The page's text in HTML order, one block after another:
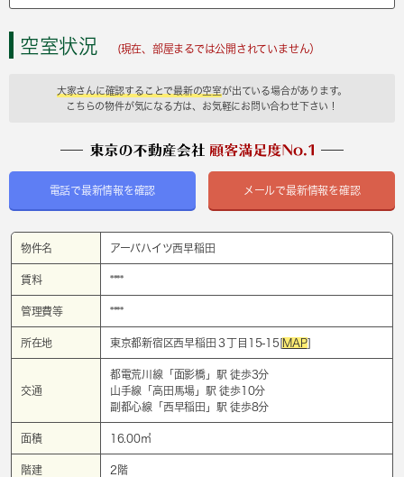
空室状況 (現在、部屋まるでは公開されていません）
大家さんに確認することで最新の空室が出ている場合があります。
こちらの物件が気になる方は、お気軽にお問い合わせ下さい！
電話で最新情報を確認 メールで最新情報を確認
物件名 アーバハイツ西早稲田
賃料 ****
管理費等 ****
所在地 東京都新宿区西早稲田３丁目15-15[MAP]
交通
都電荒川線「 面影橋」駅 徒歩3分
山手線「 高田馬場 」駅 徒歩10分
副都心線「 西早稲田 」駅 徒歩8分
面積 16.00㎡
階建 2階